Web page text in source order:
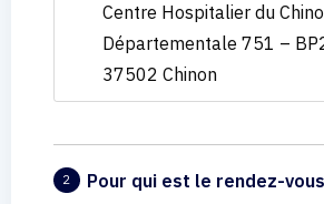
Centre Hospitalier du
Départementale 751 –
37502 Chinon
2 Pour qui est le rendez-